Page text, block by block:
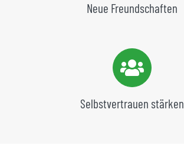
Neue Freundschaften
Selbstvertrauen stärken